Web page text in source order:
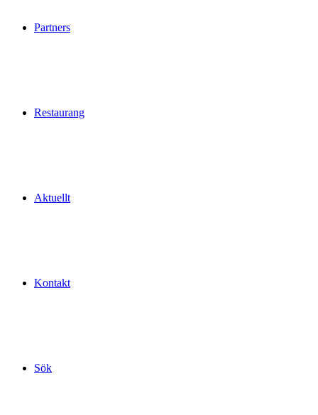
Partners
Restaurang
Aktuellt
Kontakt
Sök